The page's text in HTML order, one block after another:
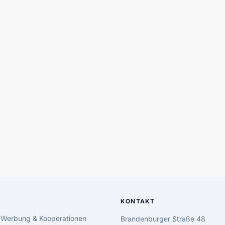
& Kooperationen
KONTAKT
Brandenburger Straße 48